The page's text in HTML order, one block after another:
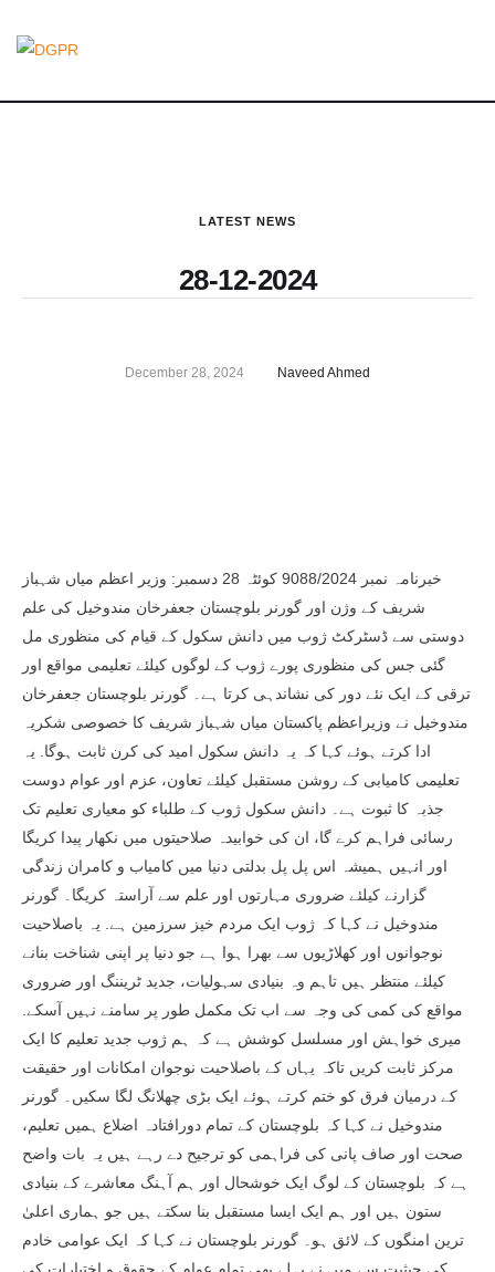
LATEST NEWS
28-12-2024
December 28, 2024 Naveed Ahmed
خبرنامہ نمبر 9088/2024 کوئٹہ 28 دسمبر: وزیر اعظم میاں شہباز
شریف کے وژن اور گورنر بلوچستان جعفرخان مندوخیل کی علم
دوستی سے ڈسٹرکٹ ژوب میں دانش سکول کے قیام کی منظوری مل
گئی جس کی منظوری پورے ژوب کے لوگوں کیلئے تعلیمی مواقع اور
ترقی کے ایک نئے دور کی نشاندہی کرتا ہے۔ گورنر بلوچستان جعفرخان
مندوخیل نے وزیراعظم پاکستان میاں شہباز شریف کا خصوصی شکریہ
ادا کرتے ہوئے کہا کہ یہ دانش سکول امید کی کرن ثابت ہوگا. یہ
تعلیمی کامیابی کے روشن مستقبل کیلئے تعاون، عزم اور عوام دوست
جذبہ کا ثبوت ہے۔ دانش سکول ژوب کے طلباء کو معیاری تعلیم تک
رسائی فراہم کرے گا، ان کی خوابیدہ صلاحیتوں میں نکھار پیدا کریگا
اور انہیں ہمیشہ اس پل پل بدلتی دنیا میں کامیاب و کامران زندگی
گزارنے کیلئے ضروری مہارتوں اور علم سے آراستہ کریگا۔ گورنر
مندوخیل نے کہا کہ ژوب ایک مردم خیز سرزمین ہے. یہ باصلاحیت
نوجوانوں اور کھلاڑیوں سے بھرا ہوا ہے جو دنیا پر اپنی شناخت بنانے
کیلئے منتظر ہیں تاہم وہ بنیادی سہولیات، جدید ٹریننگ اور ضروری
مواقع کی کمی کی وجہ سے اب تک مکمل طور پر سامنے نہیں آسکے.
میری خواہش اور مسلسل کوشش ہے کہ ہم ژوب جدید تعلیم کا ایک
مرکز ثابت کریں تاکہ یہاں کے باصلاحیت نوجوان امکانات اور حقیقت
کے درمیان فرق کو ختم کرتے ہوئے ایک بڑی چھلانگ لگا سکیں۔ گورنر
مندوخیل نے کہا کہ بلوچستان کے تمام دورافتادہ اضلاع ہمیں تعلیم،
صحت اور صاف پانی کی فراہمی کو ترجیح دے رہے ہیں یہ بات واضح
ہے کہ بلوچستان کے لوگ ایک خوشحال اور ہم آہنگ معاشرے کے بنیادی
ستون ہیں اور ہم ایک ایسا مستقبل بنا سکتے ہیں جو ہماری اعلیٰ
ترین امنگوں کے لائق ہو۔ گورنر بلوچستان نے کہا کہ ایک عوامی خادم